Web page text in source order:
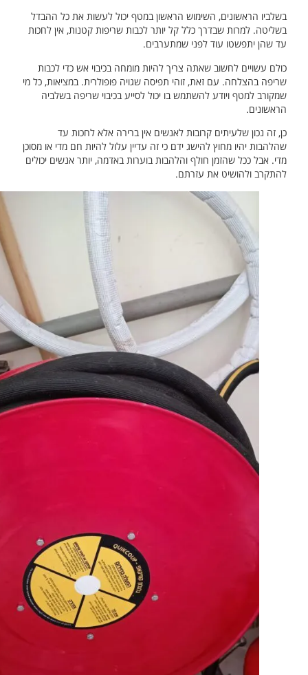
בשלביו הראשונים, השימוש הראשון במטף יכול לעשות את כל ההבדל
בשליטה. למרות שבדרך כלל קל יותר לכבות שריפות קטנות, אין לחכות
עד שהן יתפשטו עוד לפני שמתערבים.
כולם עשויים לחשוב שאתה צריך להיות מומחה בכיבוי אש כדי לכבות
שריפה בהצלחה. עם זאת, זוהי תפיסה שגויה פופולרית. במציאות, כל מי
שמקורב למטף ויודע להשתמש בו יכול לסייע בכיבוי שריפה בשלביה
הראשונים.
כן, זה נכון שלעיתים קרובות לאנשים אין ברירה אלא לחכות עד
שהלהבות יהיו מחוץ להישג ידם כי זה עדיין עלול להיות חם מדי או מסוכן
מדי. אבל ככל שהזמן חולף והלהבות בוערות באדמה, יותר אנשים יכולים
להתקרב ולהושיט את עזרתם.